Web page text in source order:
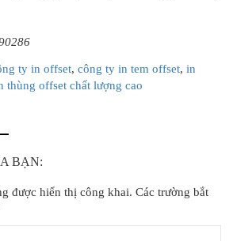
ty in offset, công ty in tem offset, in
thùng offset chất lượng cao
BẠN:
được hiển thị công khai. Các trường bắt